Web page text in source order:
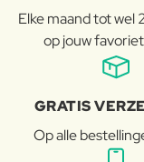
Elke maand tot wel
op jouw
GRATIS
Op alle